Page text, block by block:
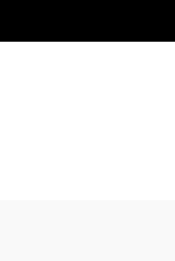
to